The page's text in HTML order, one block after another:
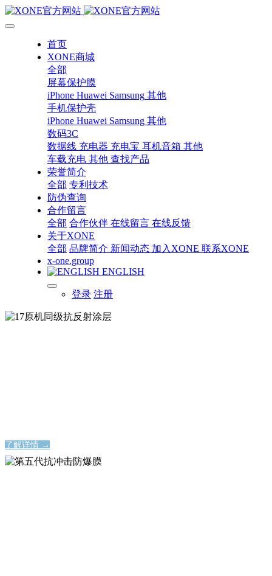
首页
XONE商城
全部
屏幕保护膜
iPhone Huawei Samsung 其他
手机保护壳
iPhone Huawei Samsung 其他
数码3C
数据线 充电器 充电宝 耳机音箱 其他
车载充电 其他 查找产品
荣誉简介
全部 专利技术
防伪查询
合作留言
全部 合作伙伴 在线留言 在线反馈
关于XONE
全部 品牌简介 新闻动态 加入XONE 联系XONE
x-one.group
ENGLISH
登录 注册
了解详情 →